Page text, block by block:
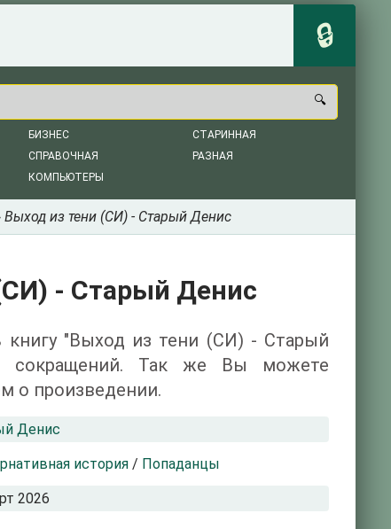
БИЗНЕС
СПРАВОЧНАЯ
КОМПЬЮТЕРЫ
СТАРИННАЯ
РАЗНАЯ
Выход из тени (СИ) - Старый Денис
- Старый Денис
книгу "Выход из тени (СИ) - Старый
сокращений. Так же Вы можете
о произведении.
Денис
история / Попаданцы
2026